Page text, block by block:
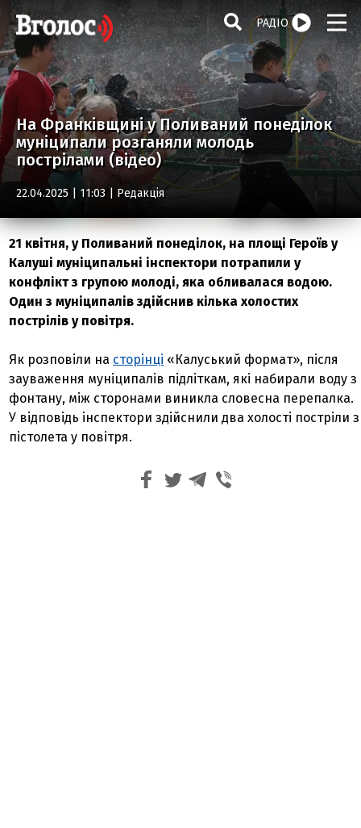
РАДІО
На Франківщині у Поливаний понеділок
муніципали розганяли молодь
пострілами (відео)
22.04.2025 | 11:03 | Редакція
21 квітня, у Поливаний понеділок, на площі Героїв у
Калуші муніципальні інспектори потрапили у
конфлікт з групою молоді, яка обливалася водою.
Один з муніципалів здійснив кілька холостих
пострілів у повітря.
Як розповіли на сторінці «Калуський формат», після
зауваження муніципалів підліткам, які набирали воду з
фонтану, між сторонами виникла словесна перепалка.
У відповідь інспектори здійснили два холості постріли з
пістолета у повітря.